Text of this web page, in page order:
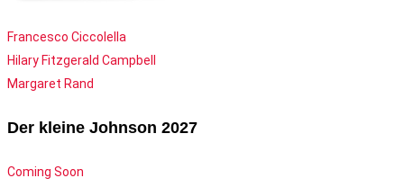
Francesco Ciccolella
Hilary Fitzgerald Campbell
Margaret Rand
Der kleine Johnson 2027
Coming Soon